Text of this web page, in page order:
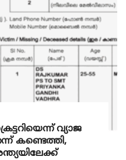
വ്യാജ
കണ്ടെത്തി,